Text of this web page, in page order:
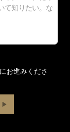
お進みくださ